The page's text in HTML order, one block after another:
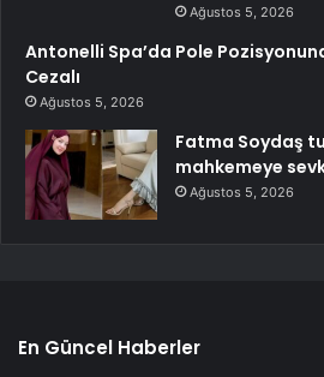
Ağustos 5, 2026
Antonelli Spa’da Pole
Cezalı
Ağustos 5, 2026
Fatma Soydaş
mahkemeye
Ağustos 5, 2026
En Güncel Haberler